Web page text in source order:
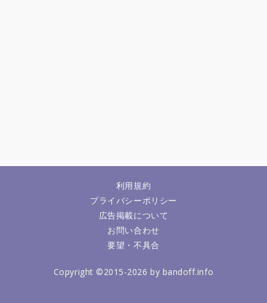
利用規約
プライバシーポリシー
広告掲載について
お問い合わせ
要望・不具合
Copyright ©2015-2026 by bandoff.info